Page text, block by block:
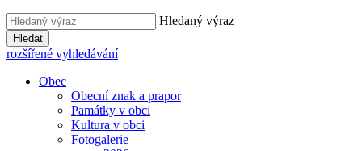
Hledaný výraz
Hledat
rozšířené vyhledávání
Obec
Obecní znak a prapor
Památky v obci
Kultura v obci
Fotogalerie